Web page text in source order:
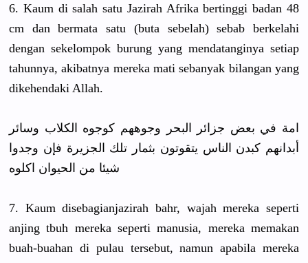
6. Kaum di salah satu Jazirah Afrika bertinggi badan 48
cm dan bermata satu (buta sebelah) sebab berkelahi
dengan sekelompok burung yang mendatanginya setiap
tahunnya, akibatnya mereka mati sebanyak bilangan yang
dikehendaki Allah.
امة في بعض جزائر البحر وجوههم كوجوه الكلاب وسائر
أبدانهم كبدن الناس يتقوتون بثمار تلك الجزيرة فإن وجدوا
شيئا من الحيوان اكلوه
7. Kaum disebagianjazirah bahr, wajah mereka seperti
anjing tbuh mereka seperti manusia, mereka memakan
buah-buahan di pulau tersebut, namun apabila mereka